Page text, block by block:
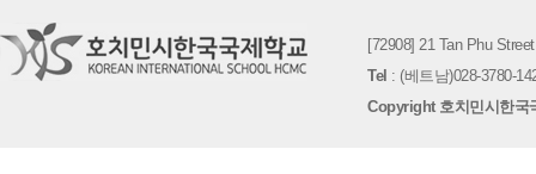
[72908] 21 Tan Phu
Tel : (베트남)028-3780-
Copyright 호치민시한국